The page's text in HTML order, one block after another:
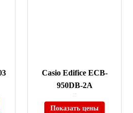
Casio Edifice ECB-
950DB-2A
Показать цены